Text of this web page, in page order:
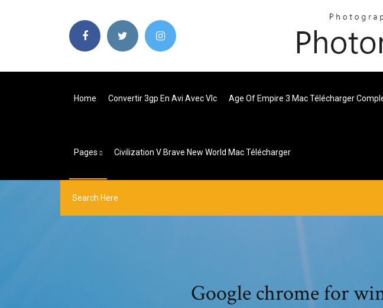
Home Convertir 3gp En Avi Avec Vlc Age Of Empire 3 Mac Télécharger
Pages Civilization V Brave New World Mac Télécharger
Google chrome for